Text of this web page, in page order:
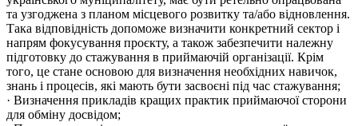
та узгоджена з планом місцевого розвитку та/або відновлення.
Така відповідність допоможе визначити конкретний сектор і
напрям фокусування проєкту, а також забезпечити належну
підготовку до стажування в приймаючій організації. Крім
того, це стане основою для визначення необхідних навичок,
знань і процесів, які мають бути засвоєні під час стажування;
· Визначення прикладів кращих практик приймаючої сторони
для обміну досвідом;